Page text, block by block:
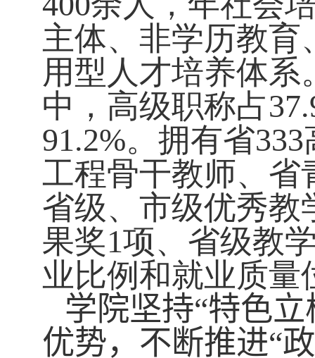
主体、非学历教
用型人才培养体系
中，高级职称占
91.2%。拥有省333
工程骨干教师、省
省级、市级优秀教
果奖1项、省级教
业比例和就业质量
学院坚持“特色
优势，不断推进“